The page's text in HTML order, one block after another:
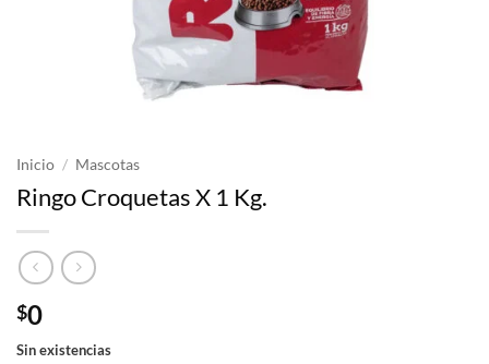
Inicio / Mascotas
Ringo Croquetas X 1 Kg.
$0
Sin existencias